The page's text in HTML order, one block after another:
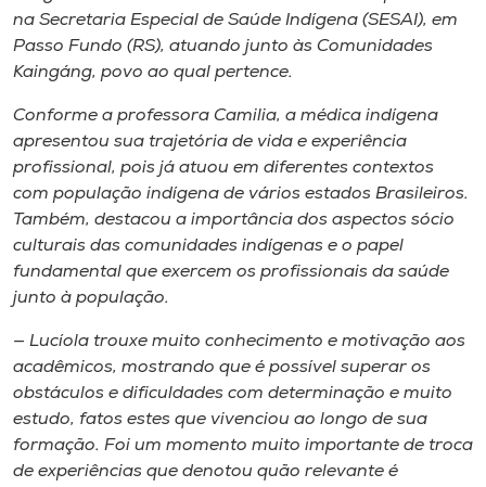
na Secretaria Especial de Saúde Indígena (SESAI), em
Passo Fundo (RS), atuando junto às Comunidades
Kaingáng, povo ao qual pertence.
Conforme a professora Camilia, a médica indígena
apresentou sua trajetória de vida e experiência
profissional, pois já atuou em diferentes contextos
com população indígena de vários estados Brasileiros.
Também, destacou a importância dos aspectos sócio
culturais das comunidades indígenas e o papel
fundamental que exercem os profissionais da saúde
junto à população.
— Lucíola trouxe muito conhecimento e motivação aos
acadêmicos, mostrando que é possível superar os
obstáculos e dificuldades com determinação e muito
estudo, fatos estes que vivenciou ao longo de sua
formação. Foi um momento muito importante de troca
de experiências que denotou quão relevante é